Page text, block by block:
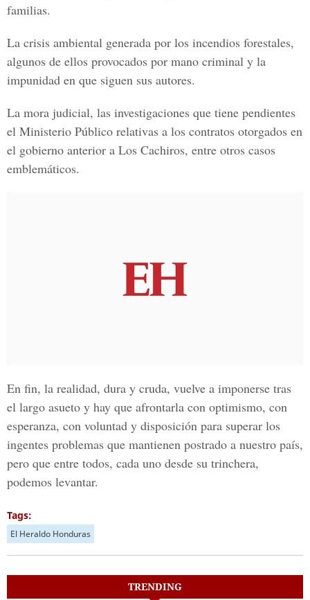
familias.
La crisis ambiental generada por los incendios forestales,
algunos de ellos provocados por mano criminal y la
impunidad en que siguen sus autores.
La mora judicial, las investigaciones que tiene pendientes
el Ministerio Público relativas a los contratos otorgados en
el gobierno anterior a Los Cachiros, entre otros casos
emblemáticos.
En fin, la realidad, dura y cruda, vuelve a imponerse tras
el largo asueto y hay que afrontarla con optimismo, con
esperanza, con voluntad y disposición para superar los
ingentes problemas que mantienen postrado a nuestro país,
pero que entre todos, cada uno desde su trinchera,
podemos levantar.
Tags:
El Heraldo Honduras
TRENDING